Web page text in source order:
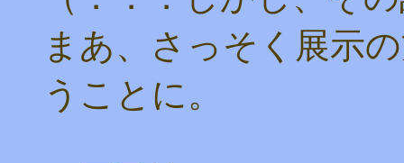
まあ、さっそく展示
うことに。